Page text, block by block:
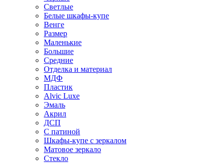
Светлые
Белые шкафы-купе
Венге
Размер
Маленькие
Большие
Средние
Отделка и материал
МДФ
Пластик
Alvic Luxe
Эмаль
Акрил
ДСП
С патиной
Шкафы-купе с зеркалом
Матовое зеркало
Стекло